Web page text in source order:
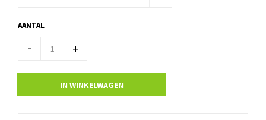
AANTAL
- +
IN WINKELWAGEN